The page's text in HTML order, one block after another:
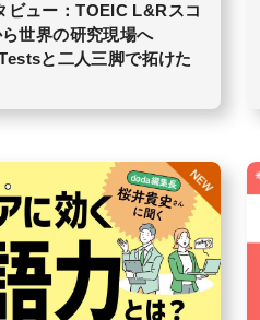
ビュー：TOEIC L&Rスコ
世界の研究現場へ
と二人三脚で拓けた